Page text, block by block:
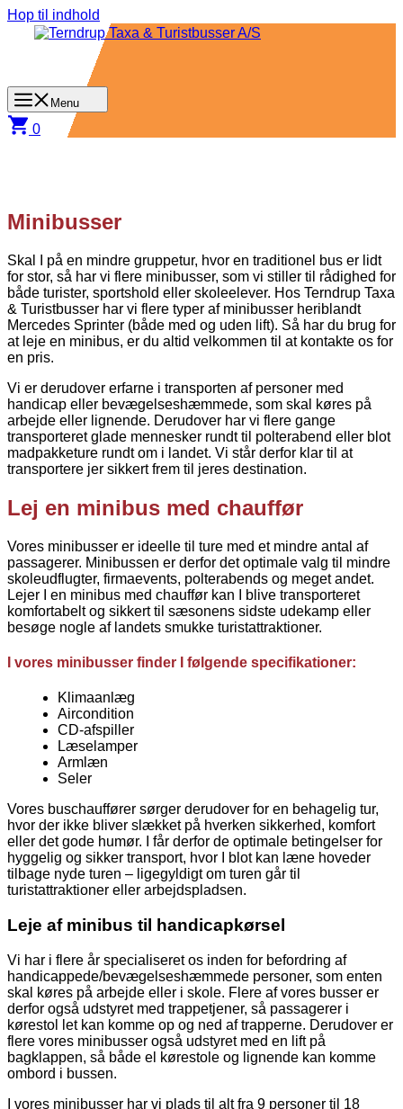
Hop til indhold
Menu
0
Minibusser
Skal I på en mindre gruppetur, hvor en traditionel bus er lidt
for stor, så har vi flere minibusser, som vi stiller til rådighed for
både turister, sportshold eller skoleelever. Hos Terndrup Taxa
& Turistbusser har vi flere typer af minibusser heriblandt
Mercedes Sprinter (både med og uden lift). Så har du brug for
at leje en minibus, er du altid velkommen til at kontakte os for
en pris.
Vi er derudover erfarne i transporten af personer med
handicap eller bevægelseshæmmede, som skal køres på
arbejde eller lignende. Derudover har vi flere gange
transporteret glade mennesker rundt til polterabend eller blot
madpakketure rundt om i landet. Vi står derfor klar til at
transportere jer sikkert frem til jeres destination.
Lej en minibus med chauffør
Vores minibusser er ideelle til ture med et mindre antal af
passagerer. Minibussen er derfor det optimale valg til mindre
skoleudflugter, firmaevents, polterabends og meget andet.
Lejer I en minibus med chauffør kan I blive transporteret
komfortabelt og sikkert til sæsonens sidste udekamp eller
besøge nogle af landets smukke turistattraktioner.
I vores minibusser finder I følgende specifikationer:
Klimaanlæg
Aircondition
CD-afspiller
Læselamper
Armlæn
Seler
Vores buschauffører sørger derudover for en behagelig tur,
hvor der ikke bliver slækket på hverken sikkerhed, komfort
eller det gode humør. I får derfor de optimale betingelser for
hyggelig og sikker transport, hvor I blot kan læne hoveder
tilbage nyde turen – ligegyldigt om turen går til
turistattraktioner eller arbejdspladsen.
Leje af minibus til handicapkørsel
Vi har i flere år specialiseret os inden for befordring af
handicappede/bevægelseshæmmede personer, som enten
skal køres på arbejde eller i skole. Flere af vores busser er
derfor også udstyret med trappetjener, så passagerer i
kørestol let kan komme op og ned af trapperne. Derudover er
flere vores minibusser også udstyret med en lift på
bagklappen, så både el kørestole og lignende kan komme
ombord i bussen.
I vores minibusser har vi plads til alt fra 9 personer til 18